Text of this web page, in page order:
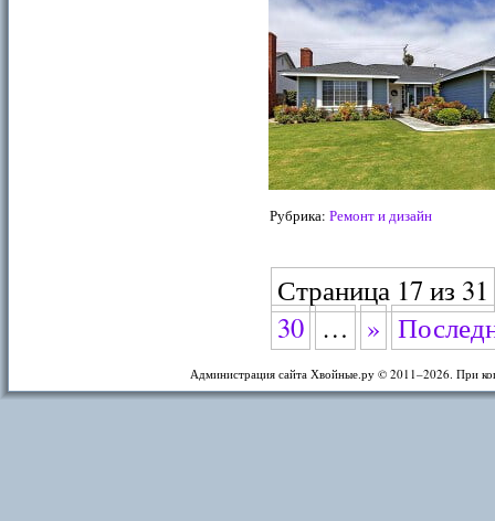
Рубрика: Ремонт и дизайн
Страница 17 из 31
30 … »
Администрация сайта Хвойные.ру © 2011–2026. При